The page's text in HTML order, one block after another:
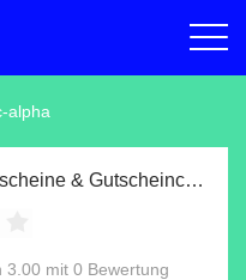
alpha
Btc-alpha Gutscheine & Gutscheincodes Aug 2026
3.00 mit 0 Bewertung